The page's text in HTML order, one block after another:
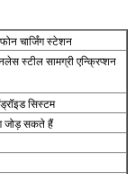
चार्जिंग स्टेशन
स्टील सामग्री एन्क्रिप्शन
सिस्टम
जोड़ सकते हैं